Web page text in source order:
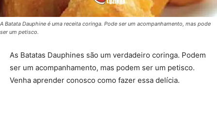
A Batata Dauphine é uma receita coringa. Pode ser um acompanhamento, mas pode
ser um petisco.
As Batatas Dauphines são um verdadeiro coringa. Podem
ser um acompanhamento, mas podem ser um petisco.
Venha aprender conosco como fazer essa delícia.